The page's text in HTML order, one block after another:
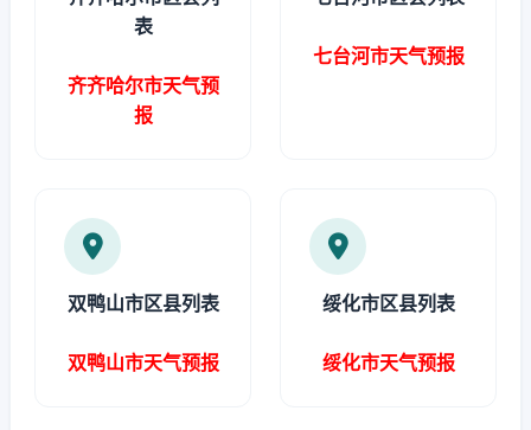
表
齐齐哈尔市天气预
报
七台河市天气预报
双鸭山市区县列表
双鸭山市天气预报
绥化市区县列表
绥化市天气预报